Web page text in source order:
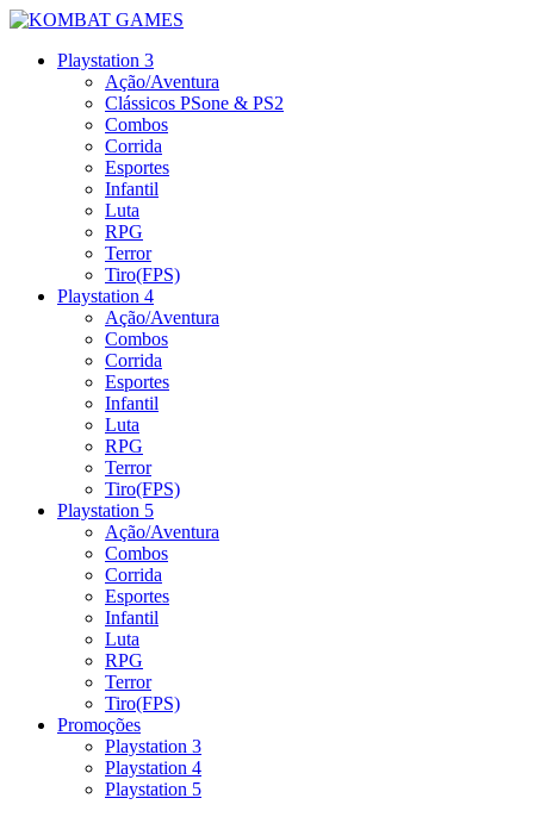
Playstation 3
Ação/Aventura
Clássicos PSone & PS2
Combos
Corrida
Esportes
Infantil
Luta
RPG
Terror
Tiro(FPS)
Playstation 4
Ação/Aventura
Combos
Corrida
Esportes
Infantil
Luta
RPG
Terror
Tiro(FPS)
Playstation 5
Ação/Aventura
Combos
Corrida
Esportes
Infantil
Luta
RPG
Terror
Tiro(FPS)
Promoções
Playstation 3
Playstation 4
Playstation 5